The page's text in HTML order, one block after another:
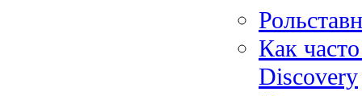
Как
Discovery